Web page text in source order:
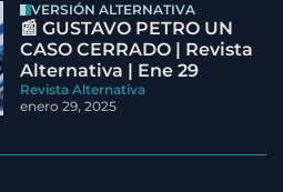
VERSIÓN ALTERNATIVA
📰 GUSTAVO PETRO UN
CASO CERRADO | Revista
Alternativa | Ene 29
Revista Alternativa
enero 29, 2025